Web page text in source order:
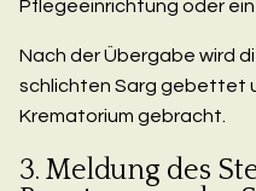
Pflegeeinrichtung oder
Nach der Übergabe wird
schlichten Sarg gebettet
Krematorium gebracht.
3. Meldung des